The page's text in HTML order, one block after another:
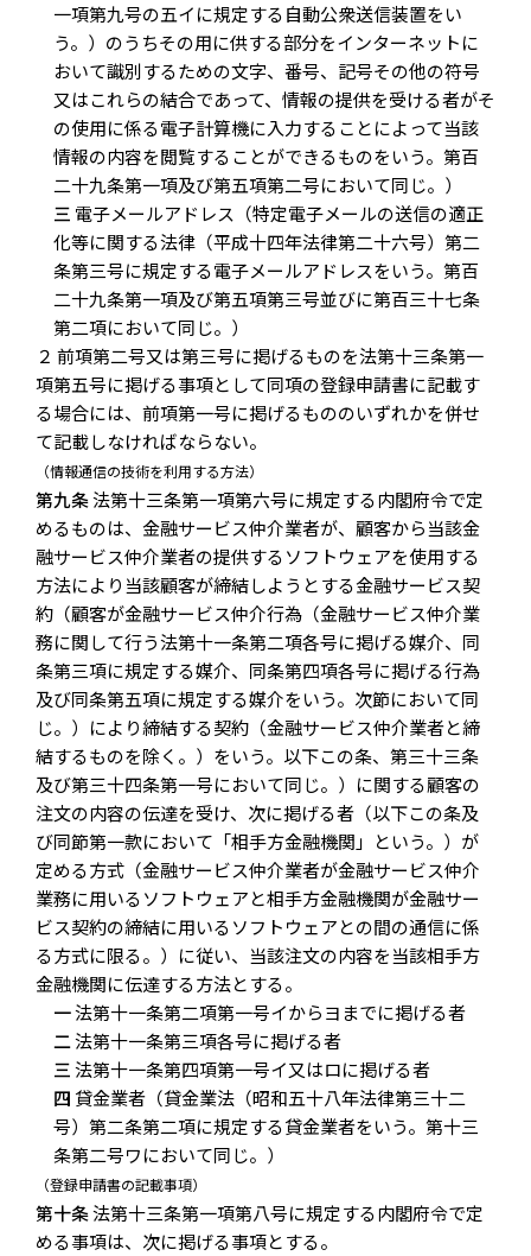
一項第九号の五イに規定する自動公衆送信装置をい
う。）のうちその用に供する部分をインターネットに
おいて識別するための文字、番号、記号その他の符号
又はこれらの結合であって、情報の提供を受ける者がそ
の使用に係る電子計算機に入力することによって当該
情報の内容を閲覧することができるものをいう。第百
二十九条第一項及び第五項第二号において同じ。）
三 電子メールアドレス（特定電子メールの送信の適正
化等に関する法律（平成十四年法律第二十六号）第二
条第三号に規定する電子メールアドレスをいう。第百
二十九条第一項及び第五項第三号並びに第百三十七条
第二項において同じ。）
２ 前項第二号又は第三号に掲げるものを法第十三条第一
項第五号に掲げる事項として同項の登録申請書に記載す
る場合には、前項第一号に掲げるもののいずれかを併せ
て記載しなければならない。
（情報通信の技術を利用する方法）
第九条法第十三条第一項第六号に規定する内閣府令で定
めるものは、金融サービス仲介業者が、顧客から当該金
融サービス仲介業者の提供するソフトウェアを使用する
方法により当該顧客が締結しようとする金融サービス契
約（顧客が金融サービス仲介行為（金融サービス仲介業
務に関して行う法第十一条第二項各号に掲げる媒介、同
条第三項に規定する媒介、同条第四項各号に掲げる行為
及び同条第五項に規定する媒介をいう。次節において同
じ。）により締結する契約（金融サービス仲介業者と締
結するものを除く。）をいう。以下この条、第三十三条
及び第三十四条第一号において同じ。）に関する顧客の
注文の内容の伝達を受け、次に掲げる者（以下この条及
び同節第一款において「相手方金融機関」という。）が
定める方式（金融サービス仲介業者が金融サービス仲介
業務に用いるソフトウェアと相手方金融機関が金融サー
ビス契約の締結に用いるソフトウェアとの間の通信に係
る方式に限る。）に従い、当該注文の内容を当該相手方
金融機関に伝達する方法とする。
一法第十一条第二項第一号イからヨまでに掲げる者
二法第十一条第三項各号に掲げる者
三法第十一条第四項第一号イ又はロに掲げる者
四 貸金業者（貸金業法（昭和五十八年法律第三十二
号）第二条第二項に規定する貸金業者をいう。第十三
条第二号ワにおいて同じ。）
（登録申請書の記載事項）
第十条法第十三条第一項第八号に規定する内閣府令で定
める事項は、次に掲げる事項とする。